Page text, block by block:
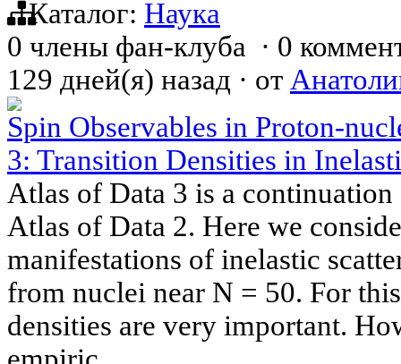
Каталог: Наука
0 члены фан-клуба · 0
129 дней(я) назад · от
Spin Observables in Proton-
3: Transition Densities in
Atlas of Data 3 is a
Atlas of Data 2. Here we
manifestations of inelastic
from nuclei near N = 50. For
densities are very important.